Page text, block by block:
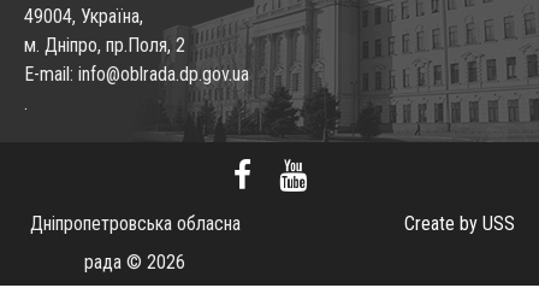
49004, Україна,
м. Дніпро, пр.Поля, 2
E-mail: info@oblrada.dp.gov.ua
.
Дніпропетровська обласна
рада © 2026
Create by USS